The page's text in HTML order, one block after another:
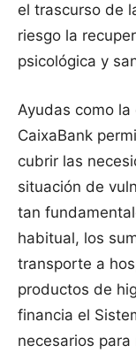
el trascurso de
riesgo la
psicológica y
Ayudas como
CaixaBank
cubrir las
situación de
tan
habitual, los
transporte a
productos de
financia el
necesarios